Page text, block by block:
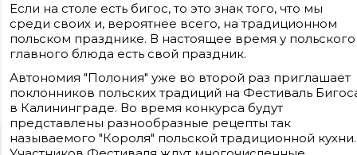
Если на столе есть бигос, то это знак того, что мы
среди своих и, вероятнее всего, на традиционном
польском празднике. В настоящее время у польского
главного блюда есть свой праздник.
Автономия "Полония" уже во второй раз приглашает
поклонников польских традиций на Фестиваль
в Калининграде. Во время конкурса будут
представлены разнообразные рецепты так
называемого "Короля" польской традиционной кухни.
Сайт входит в медиагруппу «Западная пресса» ОГРН 1063906014743, ИНН